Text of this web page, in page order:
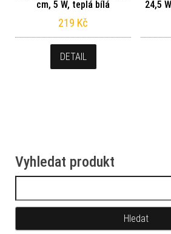
cm, 5 W, teplá bílá
219 Kč
DETAIL
24,5
Vyhledat produkt